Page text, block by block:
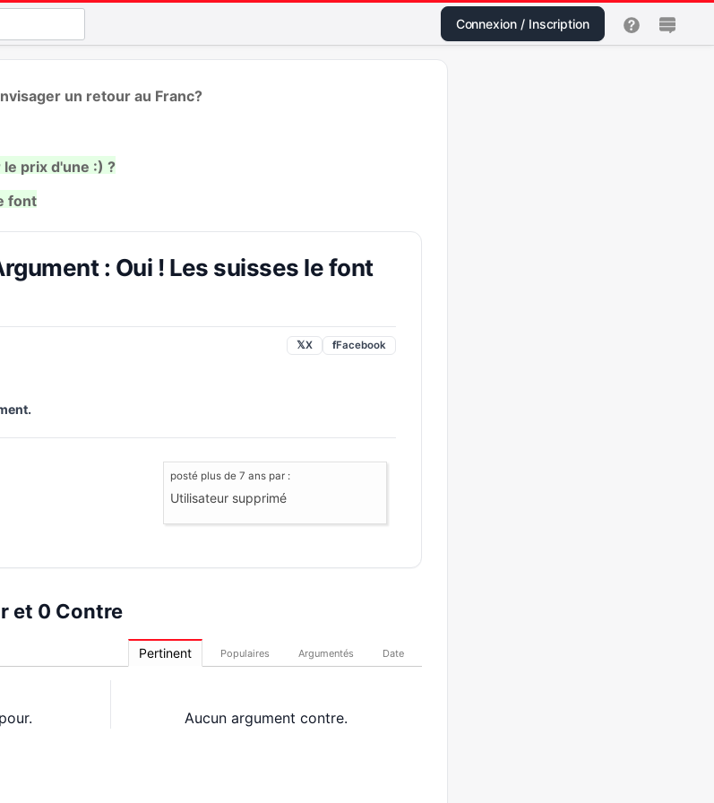
Connexion / Inscription
un retour au Franc?
prix d'une :) ?
font
: Oui ! Les suisses le font
𝕏X fFacebook
posté plus de 7 ans par :
Utilisateur supprimé
et 0 Contre
Pertinent Populaires Argumentés Date
Aucun argument contre.